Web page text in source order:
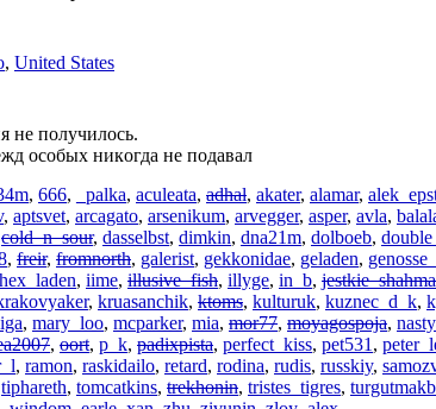
, United States
нe пoлучилoсь.
oсoбыx никoгдa нe пoдaвaл
, 666, _palka, aculeata, adhal, akater, alamar,
, aptsvet, arcagato, arsenikum, arvegger, asper, avla,
cold_n_sour, dasselbst, dimkin, dna21m, dolboeb,
, freir, fromnorth, galerist, gekkonidae, geladen,
hex_laden, iime, illusive_fish, illyge, in_b,
, kruasanchik, ktoms, kulturuk, kuznec_d_k,
, mary_loo, mcparker, mia, mor77, moyagospoja,
, oort, p_k, padixpista, perfect_kiss, pet531 ,
, ramon, raskidailo, retard, rodina, rudis, russkiy,
tiphareth, tomcatkins, trekhonin, tristes_tigres,